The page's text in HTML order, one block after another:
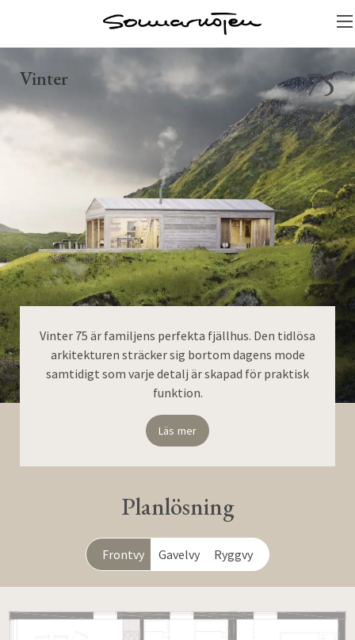
Vinter 75 är familjens perfekta fjällhus. Den tidlösa
arkitekturen sträcker sig bortom dagens mode
samtidigt som varje detalj är skapad för praktisk
funktion.
Läs mer
Vinter 75
Planlösning
Frontvy Gavelvy Ryggvy